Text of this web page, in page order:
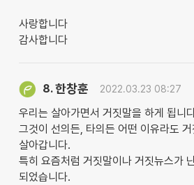
사랑합니다
감사합니다
8.한창훈 2022.03.23 08:27
우리는 살아가면서 거짓말을 하게 됩니
그것이 선의든, 타의든 어떤 이유라도
살아갑니다.
특히 요즘처럼 거짓말이나 거짓뉴스가
되었습니다.